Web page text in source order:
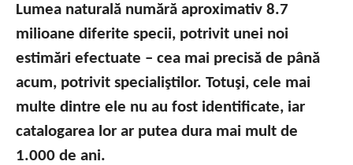
Lumea naturală numără aproximativ 8.7
milioane diferite specii, potrivit unei noi
estimări efectuate – cea mai precisă de până
acum, potrivit specialiştilor. Totuşi, cele mai
multe dintre ele nu au fost identificate, iar
catalogarea lor ar putea dura mai mult de
1.000 de ani.